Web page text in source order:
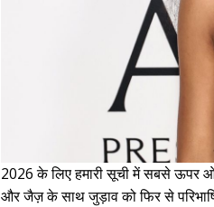
2026 के लिए हमारी सूची में सबसे ऊपर
और जैज़ के साथ जुड़ाव को फिर से